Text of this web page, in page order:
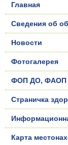
Главная
Сведения об
Новости
Фотогалерея
ФОП ДО, ФАОП
Страничка
Карта